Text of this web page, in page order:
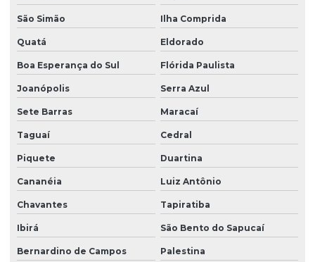
São Simão Ilha Comprida
Quatá Eldorado
Boa Esperança do Sul Flórida Paulista
Joanópolis Serra Azul
Sete Barras Maracaí
Taguaí Cedral
Piquete Duartina
Cananéia Luiz Antônio
Chavantes Tapiratiba
Ibirá São Bento do Sapucaí
Bernardino de Campos Palestina